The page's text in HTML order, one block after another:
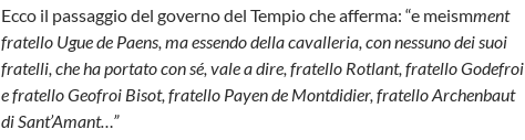
Ecco il passaggio del governo del Tempio che afferma: “e meismment
fratello Ugue de Paens, ma essendo della cavalleria, con nessuno dei suoi
fratelli, che ha portato con sé, vale a dire, fratello Rotlant, fratello Godefroi
e fratello Geofroi Bisot, fratello Payen de Montdidier, fratello Archenbaut
di Sant’Amant…”